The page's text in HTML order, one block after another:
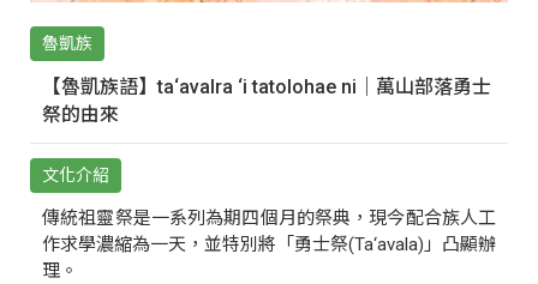
魯凱族
【魯凱族語】ta‘avalra ‘i tatolohae ni｜萬山部落勇士
祭的由來
文化介紹
傳統祖靈祭是一系列為期四個月的祭典，現今配合族人工
作求學濃縮為一天，並特別將「勇士祭(Ta‘avala)」凸顯辦
理。